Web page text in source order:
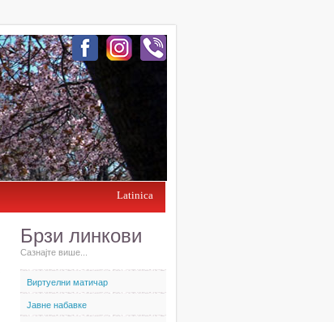
Latinica
Брзи линкови
Сазнајте више...
Виртуелни матичар
Јавне набавке